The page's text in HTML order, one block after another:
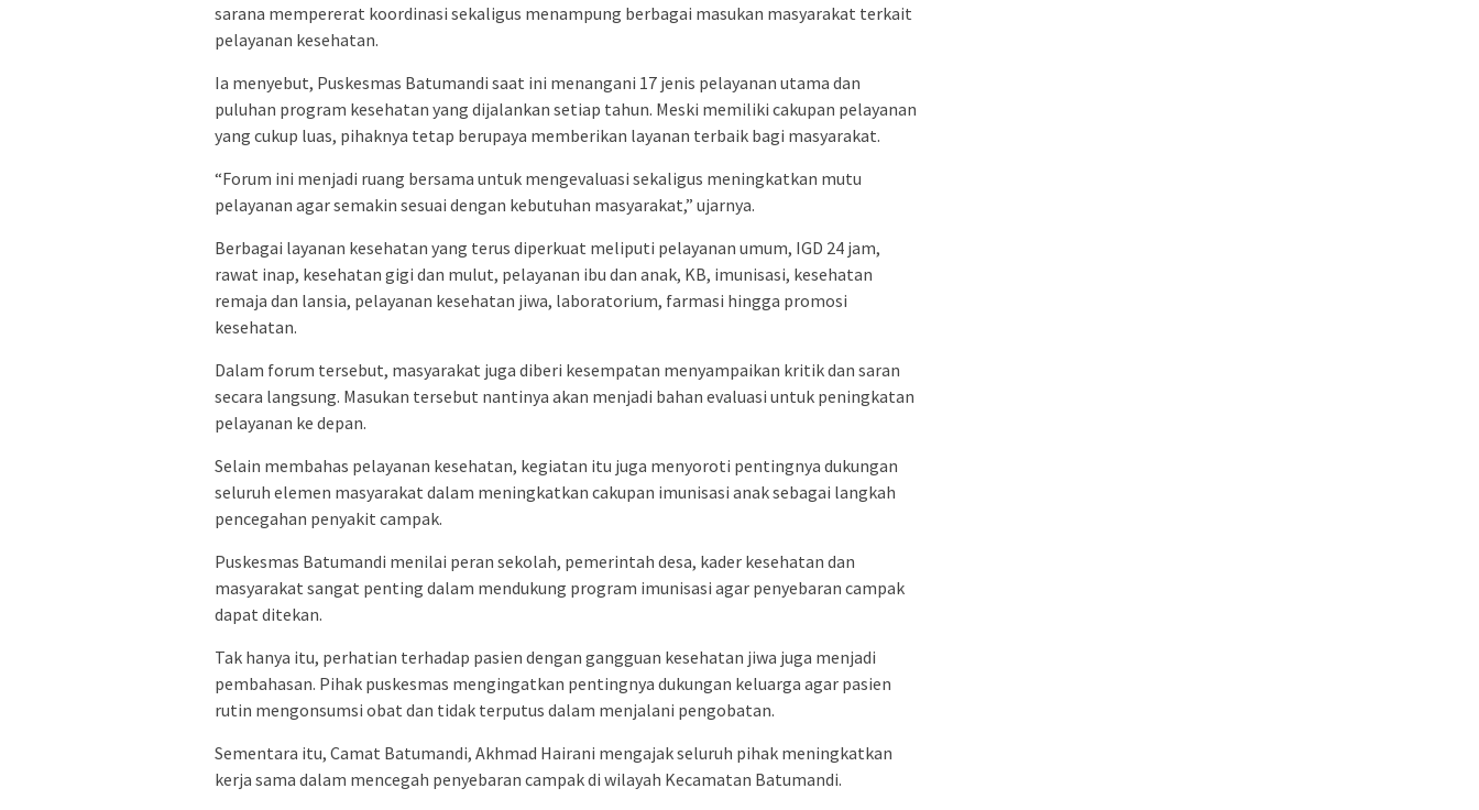
sarana mempererat koordinasi sekaligus menampung berbagai masukan masyarakat terkait
pelayanan kesehatan.
Ia menyebut, Puskesmas Batumandi saat ini menangani 17 jenis pelayanan utama dan
puluhan program kesehatan yang dijalankan setiap tahun. Meski memiliki cakupan pelayanan
yang cukup luas, pihaknya tetap berupaya memberikan layanan terbaik bagi masyarakat.
“Forum ini menjadi ruang bersama untuk mengevaluasi sekaligus meningkatkan mutu
pelayanan agar semakin sesuai dengan kebutuhan masyarakat,” ujarnya.
Berbagai layanan kesehatan yang terus diperkuat meliputi pelayanan umum, IGD 24 jam,
rawat inap, kesehatan gigi dan mulut, pelayanan ibu dan anak, KB, imunisasi, kesehatan
remaja dan lansia, pelayanan kesehatan jiwa, laboratorium, farmasi hingga promosi
kesehatan.
Dalam forum tersebut, masyarakat juga diberi kesempatan menyampaikan kritik dan saran
secara langsung. Masukan tersebut nantinya akan menjadi bahan evaluasi untuk peningkatan
pelayanan ke depan.
Selain membahas pelayanan kesehatan, kegiatan itu juga menyoroti pentingnya dukungan
seluruh elemen masyarakat dalam meningkatkan cakupan imunisasi anak sebagai langkah
pencegahan penyakit campak.
Puskesmas Batumandi menilai peran sekolah, pemerintah desa, kader kesehatan dan
masyarakat sangat penting dalam mendukung program imunisasi agar penyebaran campak
dapat ditekan.
Tak hanya itu, perhatian terhadap pasien dengan gangguan kesehatan jiwa juga menjadi
pembahasan. Pihak puskesmas mengingatkan pentingnya dukungan keluarga agar pasien
rutin mengonsumsi obat dan tidak terputus dalam menjalani pengobatan.
Sementara itu, Camat Batumandi, Akhmad Hairani mengajak seluruh pihak meningkatkan
kerja sama dalam mencegah penyebaran campak di wilayah Kecamatan Batumandi.